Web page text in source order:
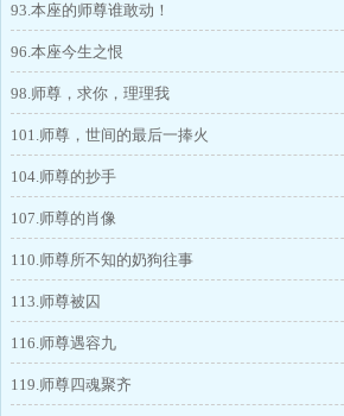
93.本座的师尊谁敢动！
96.本座今生之恨
98.师尊，求你，理理我
101.师尊，世间的最后一捧火
104.师尊的抄手
107.师尊的肖像
110.师尊所不知的奶狗往事
113.师尊被囚
116.师尊遇容九
119.师尊四魂聚齐